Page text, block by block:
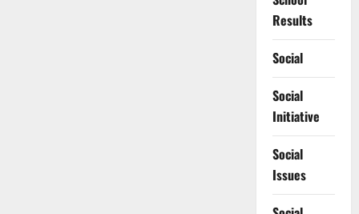
Results
Social
Social
Initiative
Social
Issues